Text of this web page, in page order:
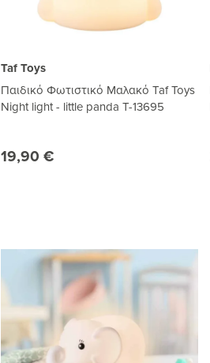
Taf Toys
Παιδικό Φωτιστικό Μαλακό Taf Toys
Night light - little panda T-13695
19,90 €